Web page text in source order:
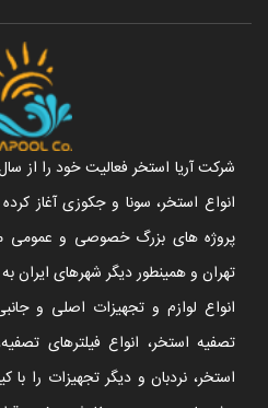
انواع استخر، سونا و جکوزی آغاز
پروژه های بزرگ خصوصی و عمومی
تهران و همینطور دیگر شهرهای
انواع لوازم و تجهیزات اصلی و
تصفیه استخر، انواع فیلترهای
استخر، نردبان و دیگر تجهیزات را